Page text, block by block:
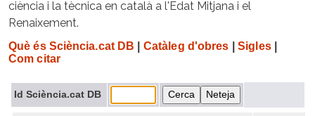
ciència i la tècnica en català a l'Edat Mitjana i el
Renaixement.
Què és Sciència.cat DB Catàleg d'obres Sigles|
Com citar
Id Sciència.cat DB